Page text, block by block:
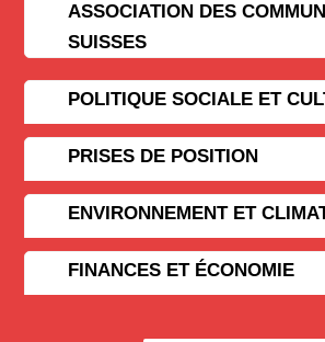
ASSOCIATION DES
SUISSES
POLITIQUE SOCIALE ET
PRISES DE POSITION
ENVIRONNEMENT ET
FINANCES ET ÉCONOMIE